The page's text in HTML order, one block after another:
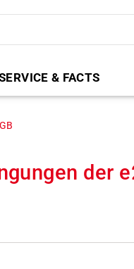
& FACTS
der